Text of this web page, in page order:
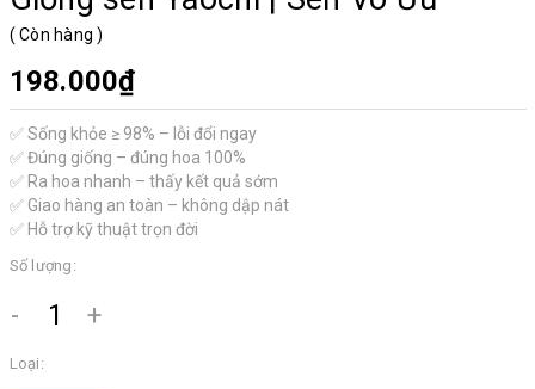
( Còn hàng )
198.000₫
✅ Sống khỏe ≥ 98% – lỗi đổi ngay
✅ Đúng giống – đúng hoa 100%
✅ Ra hoa nhanh – thấy kết quả sớm
✅ Giao hàng an toàn – không dập nát
✅ Hỗ trợ kỹ thuật trọn đời
Số lượng:
- +
Loại: